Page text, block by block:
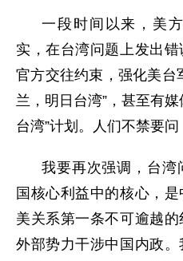
一段时间以来，美
实，在台湾问题上发出
官方交往约束，强化美台
兰，明日台湾”，甚至有
台湾”计划。人们不禁要
我要再次强调，台湾
国核心利益中的核心，
美关系第一条不可逾越
外部势力干涉中国内政。